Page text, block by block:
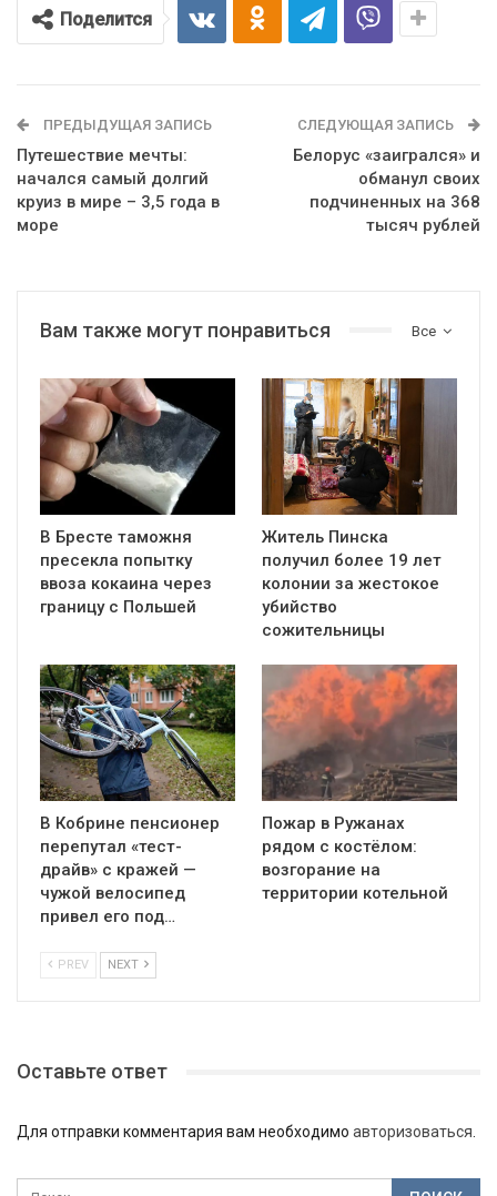
Поделится
ПРЕДЫДУЩАЯ ЗАПИСЬ
Путешествие мечты:
начался самый долгий
круиз в мире – 3,5 года в
море
СЛЕДУЮЩАЯ ЗАПИСЬ
Белорус «заигрался» и
обманул своих
подчиненных на 368
тысяч рублей
Все
Вам также могут понравиться
В Бресте таможня
пресекла попытку
ввоза кокаина через
границу с Польшей
Житель Пинска
получил более 19 лет
колонии за жестокое
убийство
сожительницы
В Кобрине пенсионер
перепутал «тест-
драйв» с кражей —
чужой велосипед
привел его под…
Пожар в Ружанах
рядом с костёлом:
возгорание на
территории котельной
PREV NEXT
Оставьте ответ
Для отправки комментария вам необходимо авторизоваться